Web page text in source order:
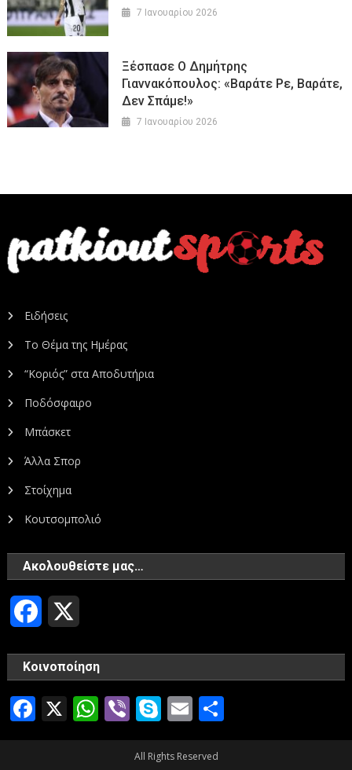
7 Ιανουαρίου 2026
Ξέσπασε Ο Δημήτρης
Γιαννακόπουλος: «Βαράτε Ρε, Βαράτε,
Δεν Σπάμε!»
7 Ιανουαρίου 2026
Ειδήσεις
Το Θέμα της Ημέρας
“Κοριός” στα Αποδυτήρια
Ποδόσφαιρο
Μπάσκετ
Άλλα Σπορ
Στοίχημα
Κουτσομπολιό
Ακολουθείστε μας…
Facebook
Κοινοποίηση
Facebook
X WhatsApp
ViberSkype
Email
All Rights Reserved